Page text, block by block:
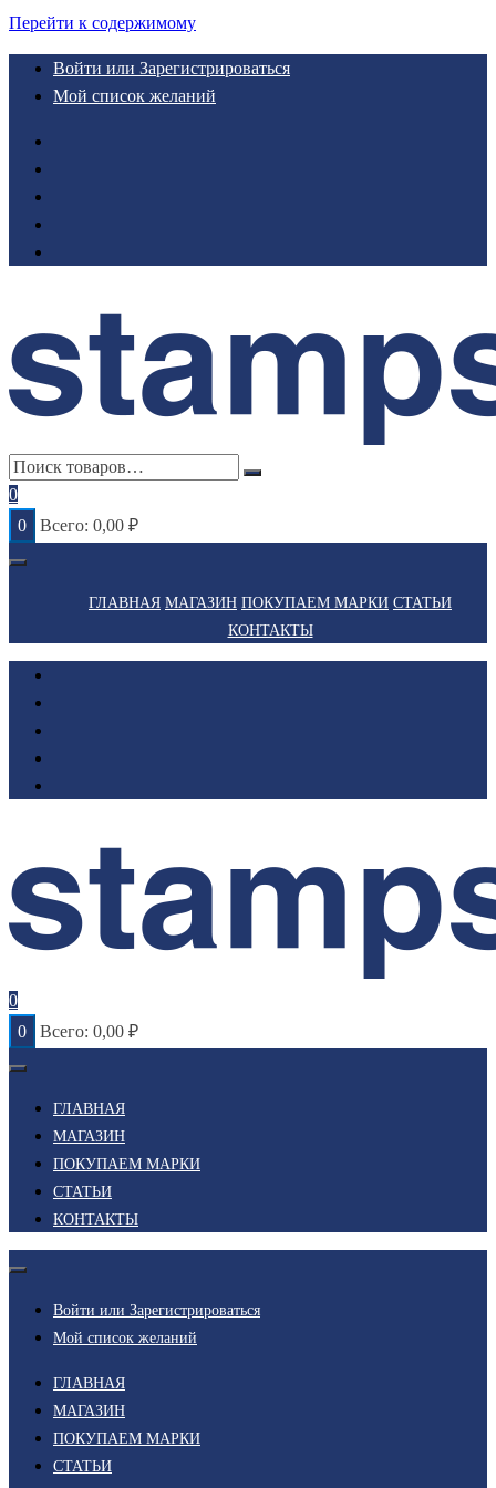
Перейти к содержимому
Войти или Зарегистрироваться
Мой список желаний
0
0
Всего: 0,00 ₽
ГЛАВНАЯ МАГАЗИН ПОКУПАЕМ МАРКИ СТАТЬИ
КОНТАКТЫ
0
0
Всего: 0,00 ₽
ГЛАВНАЯ
МАГАЗИН
ПОКУПАЕМ МАРКИ
СТАТЬИ
КОНТАКТЫ
Войти или Зарегистрироваться
Мой список желаний
ГЛАВНАЯ
МАГАЗИН
ПОКУПАЕМ МАРКИ
СТАТЬИ